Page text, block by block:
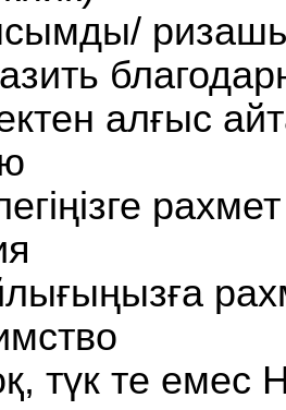
алғыс
түк те емес